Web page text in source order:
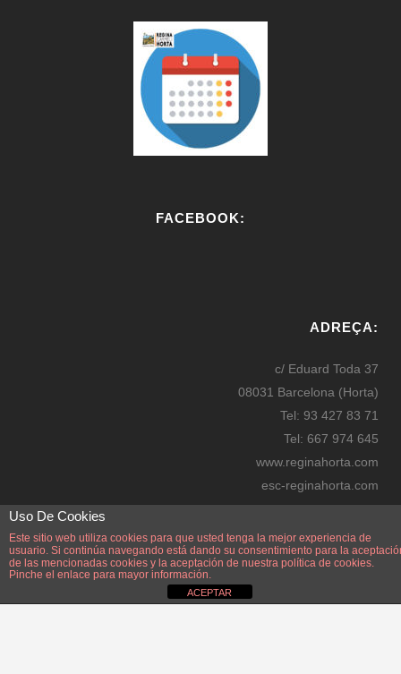
FACEBOOK:
ADREÇA:
c/ Eduard Toda 37
08031 Barcelona (Horta)
Tel: 93 427 83 71
Tel: 667 974 645
www.reginahorta.com
esc-reginahorta.com
secretaria@reginahorta.com
Mapa
Uso De Cookies
Este sitio web utiliza cookies para que usted tenga la mejor experiencia de
usuario. Si continúa navegando está dando su consentimiento para la
de las mencionadas cookies y la aceptación de nuestra política de cookies.
Pinche el enlace para mayor información.
ACEPTAR